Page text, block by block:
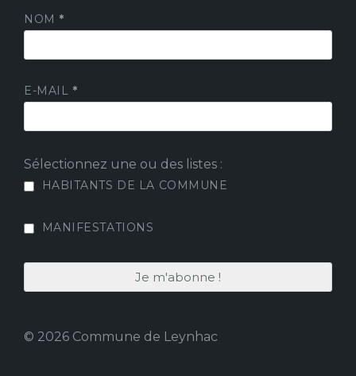
NOM *
E-MAIL *
Sélectionnez une ou des listes :
HABITANTS DE LA COMMUNE
MANIFESTATIONS
© 2026 Commune de Leynhac